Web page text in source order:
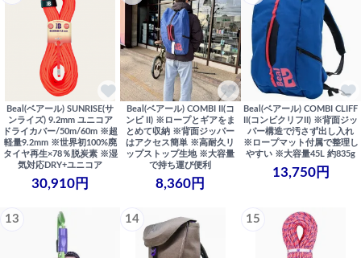
Beal(ベアール) SUNRISE(サ
ンライズ) 9.2mm ユニコア
ドライカバー/50m/60m ※超
軽量9.2mm ※世界初100%廃
タイヤ再生×78％脱炭素 ※湿
気対応DRY+ユニコア
30,910円
Beal(ベアール) COMBI II(コ
ンビ II) ※ロープとギアをま
とめて収納 ※背面ジッパー
はアクセス簡単 ※高耐久リ
ップストップ生地 ※大容量
で持ち運び便利
8,360円
Beal(ベアール) COMBI CLIFF
II(コンビクリフII) ※背面ジッ
パー構造で汚さず出し入れ
※ロープマット付属で整理し
やすい ※大容量45L 約835g
13,750円
13 14 15